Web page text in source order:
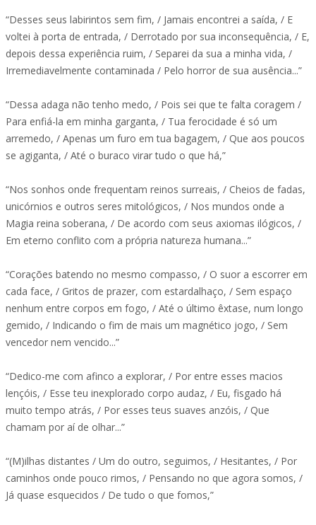
“Desses seus labirintos sem fim, / Jamais encontrei a saída, / E
voltei à porta de entrada, / Derrotado por sua inconsequência, / E,
depois dessa experiência ruim, / Separei da sua a minha vida, /
Irremediavelmente contaminada / Pelo horror de sua ausência...”
“Dessa adaga não tenho medo, / Pois sei que te falta coragem /
Para enfiá-la em minha garganta, / Tua ferocidade é só um
arremedo, / Apenas um furo em tua bagagem, / Que aos poucos
se agiganta, / Até o buraco virar tudo o que há,”
“Nos sonhos onde frequentam reinos surreais, / Cheios de fadas,
unicórnios e outros seres mitológicos, / Nos mundos onde a
Magia reina soberana, / De acordo com seus axiomas ilógicos, /
Em eterno conflito com a própria natureza humana...”
“Corações batendo no mesmo compasso, / O suor a escorrer em
cada face, / Gritos de prazer, com estardalhaço, / Sem espaço
nenhum entre corpos em fogo, / Até o último êxtase, num longo
gemido, / Indicando o fim de mais um magnético jogo, / Sem
vencedor nem vencido...”
“Dedico-me com afinco a explorar, / Por entre esses macios
lençóis, / Esse teu inexplorado corpo audaz, / Eu, fisgado há
muito tempo atrás, / Por esses teus suaves anzóis, / Que
chamam por aí de olhar...”
“(M)ilhas distantes / Um do outro, seguimos, / Hesitantes, / Por
caminhos onde pouco rimos, / Pensando no que agora somos, /
Já quase esquecidos / De tudo o que fomos,”